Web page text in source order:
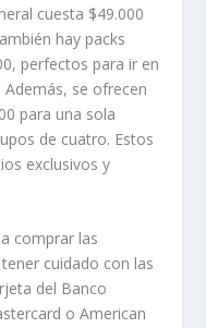
cuesta $49.000
hay packs
perfectos para ir en
se ofrecen
para una sola
de cuatro. Estos
exclusivos y
comprar las
cuidado con las
del Banco
o American